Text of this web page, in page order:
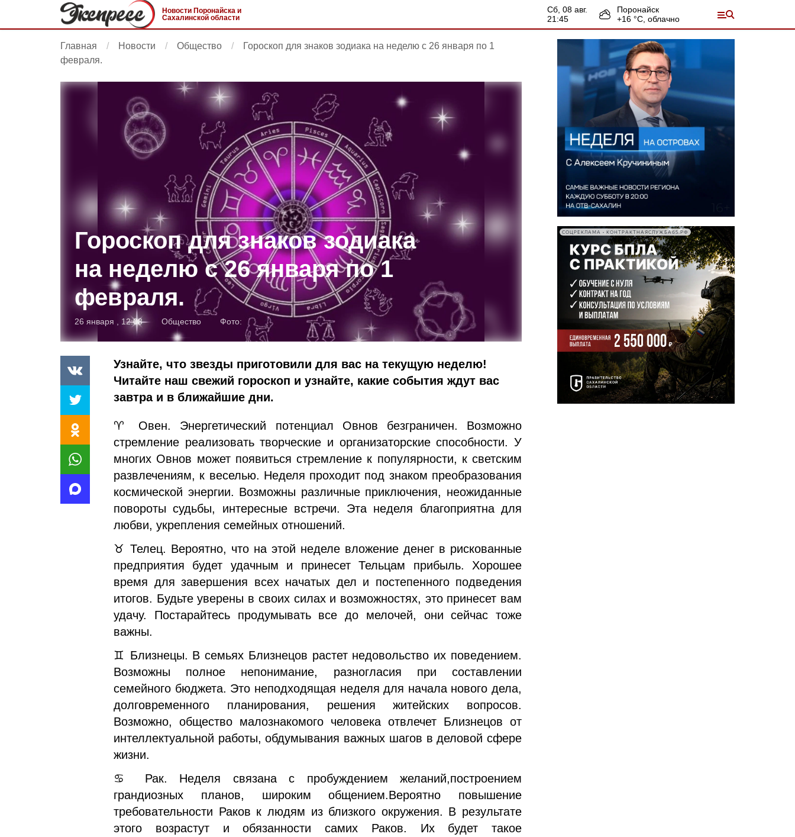
Новости Поронайска и
Сахалинской области
сб, 08 авг.
21:45
Поронайск
+16 °С, облачно
Главная Новости Общество
Гороскоп для знаков зодиака на неделю с 26 января по 1
февраля.
Гороскоп для знаков зодиака
на неделю с 26 января по 1
февраля.
26 января , 12:08 Общество Фото:
Узнайте, что звезды приготовили для вас на текущую неделю!
Читайте наш свежий гороскоп и узнайте, какие события ждут вас
завтра и в ближайшие дни.
♈ Овен. Энергетический потенциал Овнов безграничен. Возможно
стремление реализовать творческие и организаторские способности. У
многих Овнов может появиться стремление к популярности, к светским
развлечениям, к веселью. Неделя проходит под знаком преобразования
космической энергии. Возможны различные приключения, неожиданные
повороты судьбы, интересные встречи. Эта неделя благоприятна для
любви, укрепления семейных отношений.
♉ Телец. Вероятно, что на этой неделе вложение денег в рискованные
предприятия будет удачным и принесет Тельцам прибыль. Хорошее
время для завершения всех начатых дел и постепенного подведения
итогов. Будьте уверены в своих силах и возможностях, это принесет вам
удачу. Постарайтесь продумывать все до мелочей, они сейчас тоже
важны.
♊ Близнецы. В семьях Близнецов растет недовольство их поведением.
Возможны полное непонимание, разногласия при составлении
семейного бюджета. Это неподходящая неделя для начала нового дела,
долговременного планирования, решения житейских вопросов.
Возможно, общество малознакомого человека отвлечет Близнецов от
интеллектуальной работы, обдумывания важных шагов в деловой сфере
жизни.
♋ Рак. Неделя связана с пробуждением желаний,построением
грандиозных планов, широким общением.Вероятно повышение
требовательности Раков к людям из близкого окружения. В результате
этого возрастут и обязанности самих Раков. Их будет такое
СОЦРЕКЛАМА • КОНТРАКТНАЯСЛУЖБА65.РФ